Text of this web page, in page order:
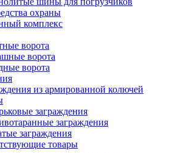
охраны
комплекс
ворота
ворота
ворота
из армированной колючей
заграждения
заграждения
заграждения
товары